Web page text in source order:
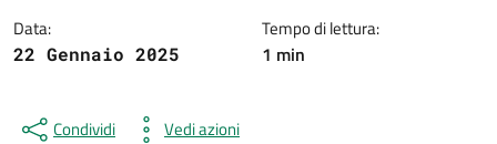
Data:
22 Gennaio 2025
Tempo di lettura:
1 min
Condividi Vedi azioni